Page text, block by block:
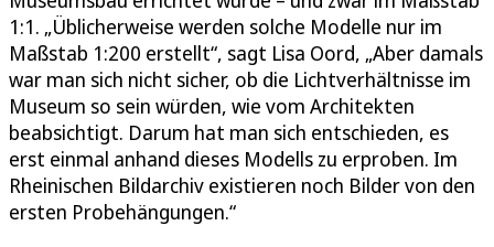
1:1. „Üblicherweise werden solche Modelle nur im
Maßstab 1:200 erstellt“, sagt Lisa Oord, „Aber damals
war man sich nicht sicher, ob die Lichtverhältnisse im
Museum so sein würden, wie vom Architekten
beabsichtigt. Darum hat man sich entschieden, es
erst einmal anhand dieses Modells zu erproben. Im
Rheinischen Bildarchiv existieren noch Bilder von den
ersten Probehängungen.“